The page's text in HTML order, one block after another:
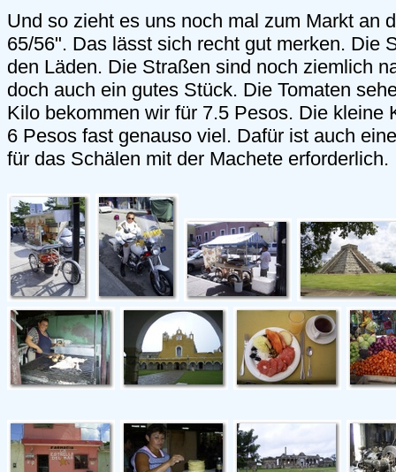
Und so zieht es uns noch mal zum Markt an
65/56". Das lässt sich recht gut merken. Die
den Läden. Die Straßen sind noch ziemlich
doch auch ein gutes Stück. Die Tomaten
Kilo bekommen wir für 7.5 Pesos. Die kleine
6 Pesos fast genauso viel. Dafür ist auch
für das Schälen mit der Machete erforderlich.